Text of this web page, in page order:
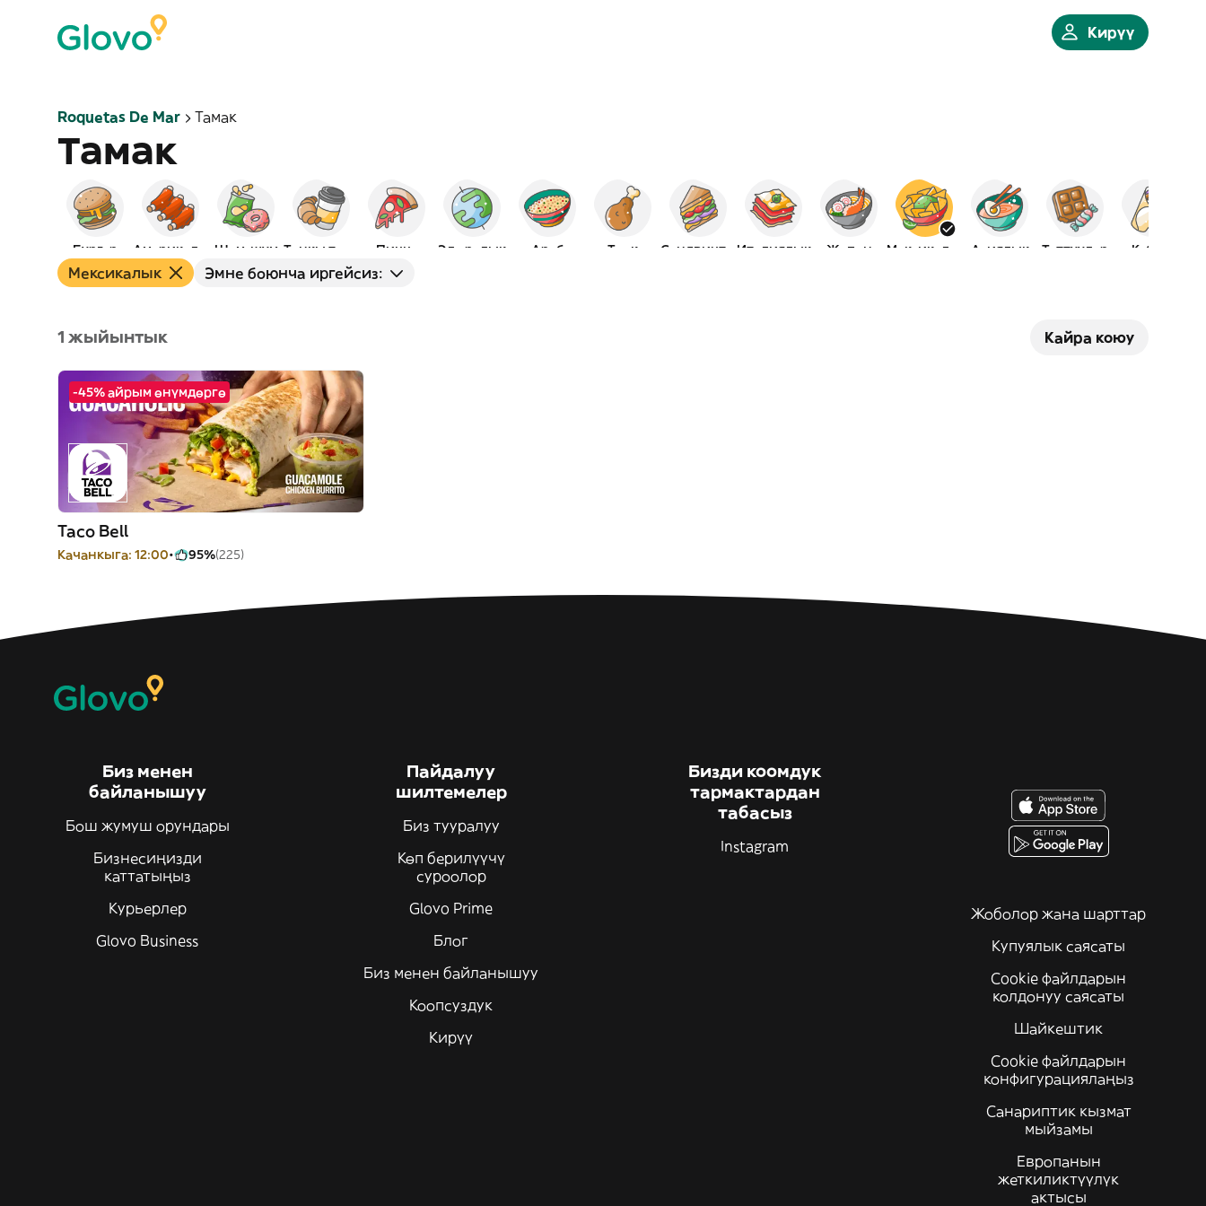
Кирүү
Roquetas De Mar Тамак
Тамак
Бургер Шам-шум Пицца Эл аралык Араб Тоок Сэндвичтер Италиялык Жапон Азиялык Таттуулар Кебаб
Мексикалык Эмне боюнча иргейсиз:
1 жыйынтык Кайра коюу
-45% айрым өнүмдөргө
Taco Bell
Качанкыга: 12:00 95%(225)
Биз менен
байланышуу
Бош жумуш орундары
Бизнесиңизди
каттатыңыз
Курьерлер
Glovo Business
Пайдалуу
шилтемелер
Биз тууралуу
Көп берилүүчү
суроолор
Glovo Prime
Блог
Биз менен байланышуу
Коопсуздук
Кирүү
Бизди коомдук
тармактардан
табасыз
Instagram
Жоболор жана шарттар
Купуялык саясаты
Cookie файлдарын
колдонуу саясаты
Шайкештик
Cookie файлдарын
конфигурациялаңыз
Санариптик кызмат
мыйзамы
Европанын
жеткиликтүүлүк
актысы